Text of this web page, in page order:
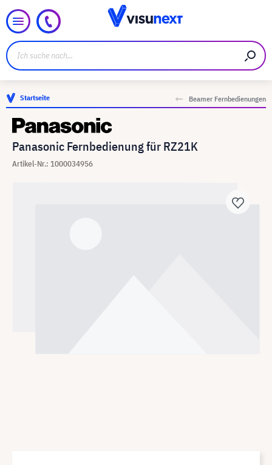
Startseite Beamer Fernbedienungen
Panasonic Fernbedienung für RZ21K
Artikel-Nr.: 1000034956